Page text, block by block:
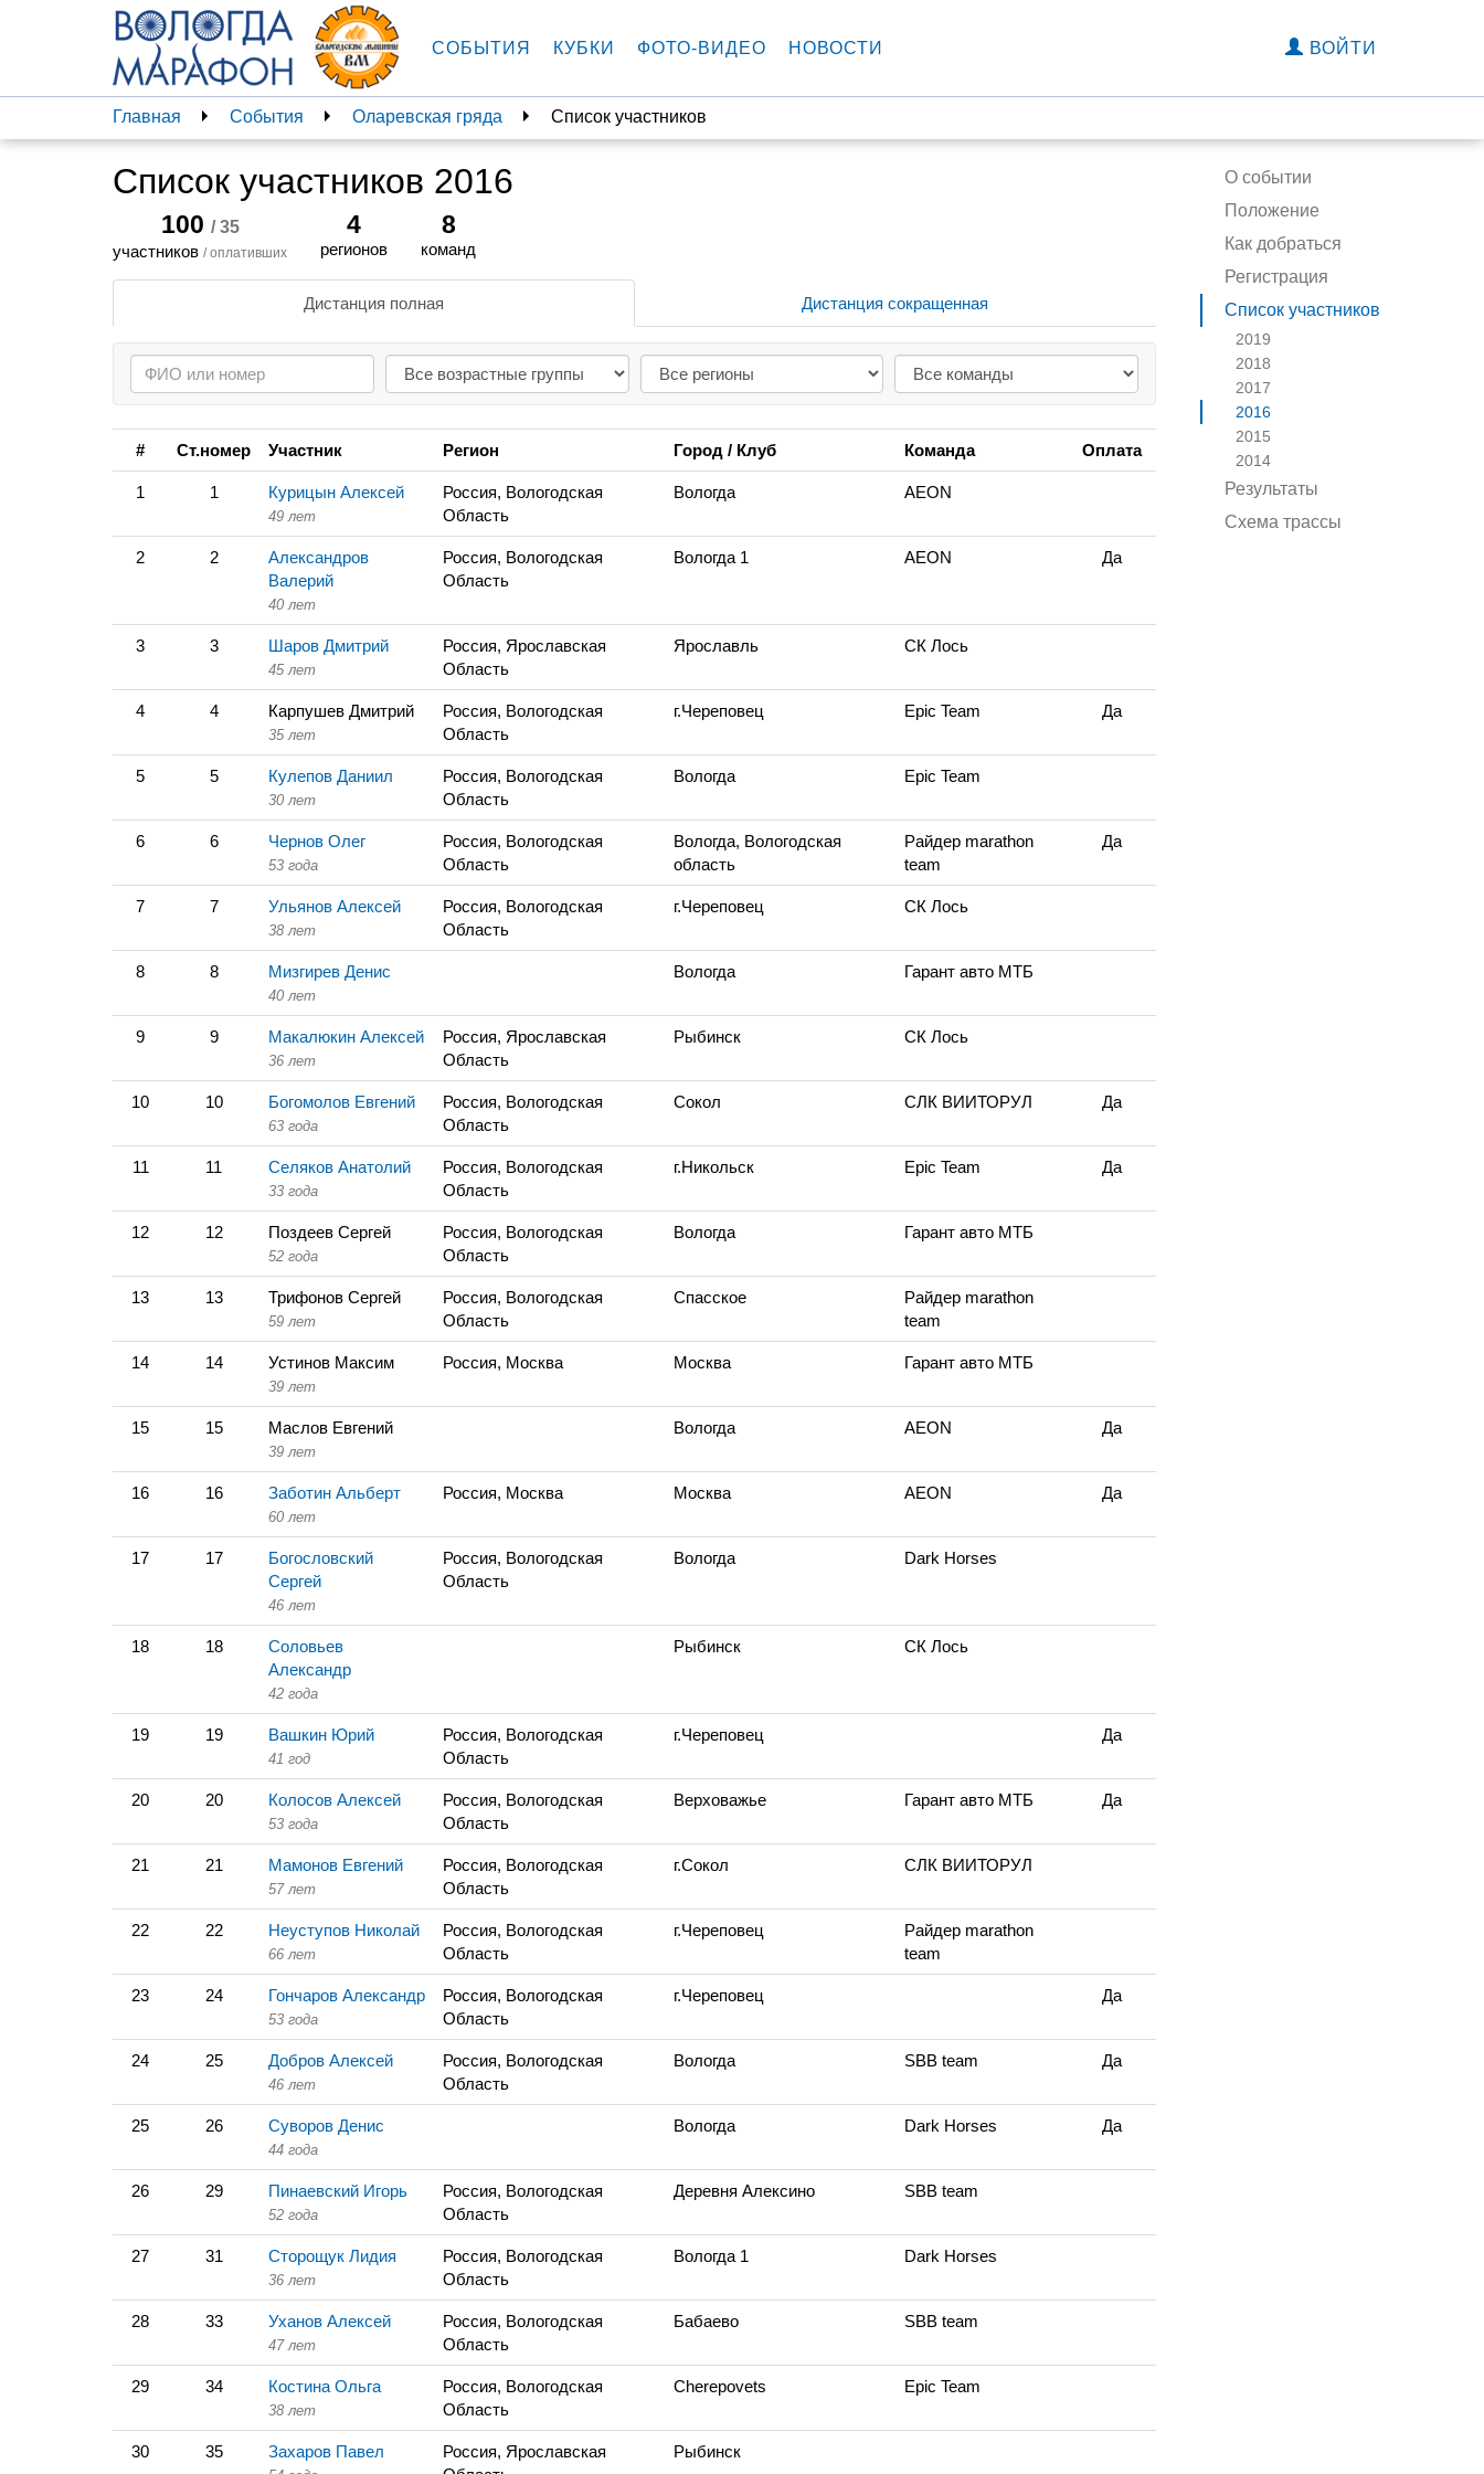
СОБЫТИЯ КУБКИ ФОТО-ВИДЕО НОВОСТИ ВОЙТИ
Главная События Оларевская гряда Список участников
О событии
Положение
Как добраться
Регистрация
Список участников
2019
2018
2017
2016
2015
2014
Результаты
Схема трассы
Список участников 2016
100 / 35
участников / оплативших
4
регионов
8
команд
Дистанция полная Дистанция сокращенная
# Ст.номер Участник Регион Город / Клуб Команда Оплата
1 1 Курицын Алексей
49 лет
Россия, Вологодская
Область
Вологда AEON
2 2
Александров
Валерий
40 лет
Россия, Вологодская
Область
Вологда 1 AEON Да
3 3 Шаров Дмитрий
45 лет
Россия, Ярославская
Область
Ярославль СК Лось
4 4 Карпушев Дмитрий
35 лет
Россия, Вологодская
Область
г.Череповец Epic Team Да
5 5 Кулепов Даниил
30 лет
Россия, Вологодская
Область
Вологда Epic Team
6 6 Чернов Олег
53 года
Россия, Вологодская
Область
Вологда, Вологодская
область
Райдер marathon
team
Да
7 7 Ульянов Алексей
38 лет
Россия, Вологодская
Область
г.Череповец СК Лось
8 8 Мизгирев Денис
40 лет
Вологда Гарант авто МТБ
9 9 Макалюкин Алексей
36 лет
Россия, Ярославская
Область
Рыбинск СК Лось
10 10 Богомолов Евгений
63 года
Россия, Вологодская
Область
Сокол СЛК ВИИТОРУЛ Да
11 11 Селяков Анатолий
33 года
Россия, Вологодская
Область
г.Никольск Epic Team Да
12 12 Поздеев Сергей
52 года
Россия, Вологодская
Область
Вологда Гарант авто МТБ
13 13 Трифонов Сергей
59 лет
Россия, Вологодская
Область
Спасское
Райдер marathon
team
14 14 Устинов Максим
39 лет
Россия, Москва Москва Гарант авто МТБ
15 15 Маслов Евгений
39 лет
Вологда AEON Да
16 16 Заботин Альберт
60 лет
Россия, Москва Москва AEON Да
17 17
Богословский
Сергей
46 лет
Россия, Вологодская
Область
Вологда Dark Horses
18 18
Соловьев
Александр
42 года
Рыбинск СК Лось
19 19 Вашкин Юрий
41 год
Россия, Вологодская
Область
г.Череповец Да
20 20 Колосов Алексей
53 года
Россия, Вологодская
Область
Верховажье Гарант авто МТБ Да
21 21 Мамонов Евгений
57 лет
Россия, Вологодская
Область
г.Сокол СЛК ВИИТОРУЛ
22 22 Неуступов Николай
66 лет
Россия, Вологодская
Область
г.Череповец
Райдер marathon
team
23 24 Гончаров Александр
53 года
Россия, Вологодская
Область
г.Череповец Да
24 25 Добров Алексей
46 лет
Россия, Вологодская
Область
Вологда SBB team Да
25 26 Суворов Денис
44 года
Вологда Dark Horses Да
26 29 Пинаевский Игорь
52 года
Россия, Вологодская
Область
Деревня Алексино SBB team
27 31 Сторощук Лидия
36 лет
Россия, Вологодская
Область
Вологда 1 Dark Horses
28 33 Уханов Алексей
47 лет
Россия, Вологодская
Область
Бабаево SBB team
29 34 Костина Ольга
38 лет
Россия, Вологодская
Область
Cherepovets Epic Team
30 35 Захаров Павел
Россия, Ярославская
Рыбинск